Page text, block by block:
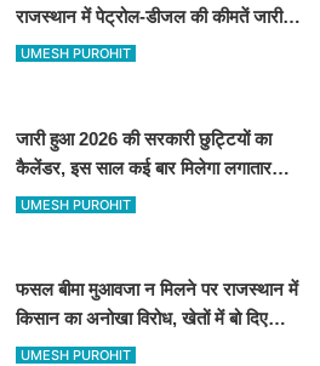
राजस्थान में पेट्रोल-डीजल की कीमतें जारी,
जानिए बीकानेर समेत पुरे प्रदेश में नए रेट
UMESH PUROHIT
जारी हुआ 2026 की सरकारी छुट्टियों का
कैलेंडर, इस साल कई बार मिलेगा लगातार
अवकाश, देखें
UMESH PUROHIT
फसल बीमा मुआवजा न मिलने पर राजस्थान में
किसान का अनोखा विरोध, खेतों में बो दिए
500-500 रुपए के नोट, वीडियो वायरल
UMESH PUROHIT